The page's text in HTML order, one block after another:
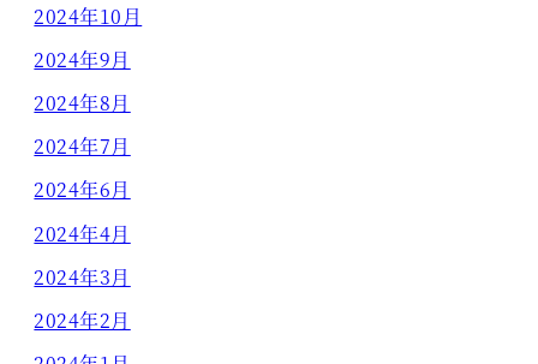
2024年10月
2024年9月
2024年8月
2024年7月
2024年6月
2024年4月
2024年3月
2024年2月